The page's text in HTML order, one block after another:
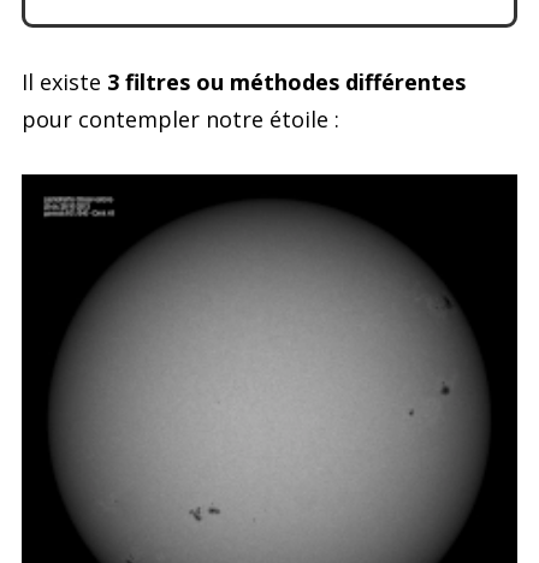
Il existe 3 filtres ou méthodes différentes
pour contempler notre étoile :